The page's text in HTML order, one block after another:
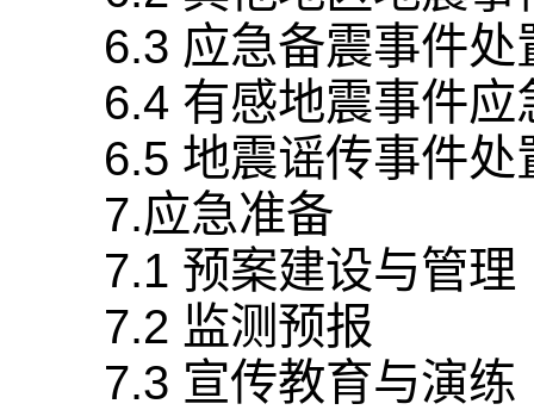
6.3 应急备震事件处
6.4 有感地震事件应
6.5 地震谣传事件处
7.应急准备
7.1 预案建设与管理
7.2 监测预报
7.3 宣传教育与演练